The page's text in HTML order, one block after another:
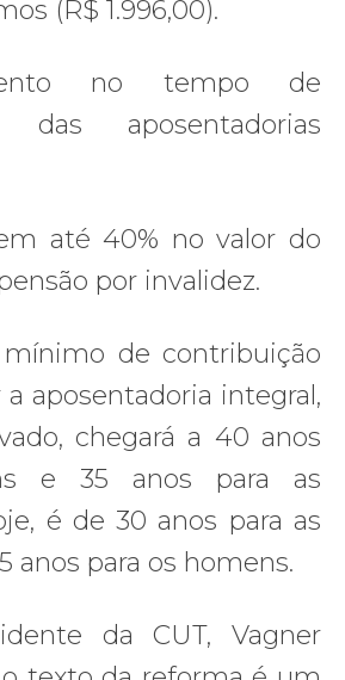
(R$ 1.996,00).
no tempo de
das aposentadorias
até 40% no valor do
por invalidez.
de contribuição
aposentadoria integral,
chegará a 40 anos
e 35 anos para as
é de 30 anos para as
anos para os homens.
da CUT, Vagner